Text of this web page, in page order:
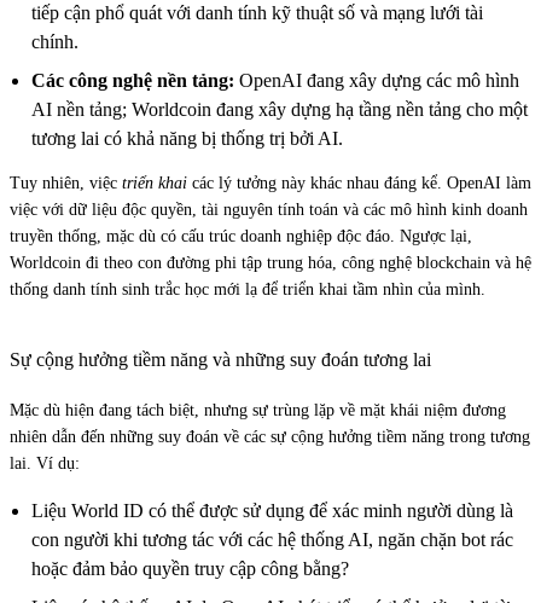
tiếp cận phổ quát với danh tính kỹ thuật số và mạng lưới tài
chính.
Các công nghệ nền tảng: OpenAI đang xây dựng các mô hình
AI nền tảng; Worldcoin đang xây dựng hạ tầng nền tảng cho một
tương lai có khả năng bị thống trị bởi AI.
Tuy nhiên, việc triển khai các lý tưởng này khác nhau đáng kể. OpenAI làm
việc với dữ liệu độc quyền, tài nguyên tính toán và các mô hình kinh doanh
truyền thống, mặc dù có cấu trúc doanh nghiệp độc đáo. Ngược lại,
Worldcoin đi theo con đường phi tập trung hóa, công nghệ blockchain và hệ
thống danh tính sinh trắc học mới lạ để triển khai tầm nhìn của mình.
Sự cộng hưởng tiềm năng và những suy đoán tương lai
Mặc dù hiện đang tách biệt, nhưng sự trùng lặp về mặt khái niệm đương
nhiên dẫn đến những suy đoán về các sự cộng hưởng tiềm năng trong tương
lai. Ví dụ:
Liệu World ID có thể được sử dụng để xác minh người dùng là
con người khi tương tác với các hệ thống AI, ngăn chặn bot rác
hoặc đảm bảo quyền truy cập công bằng?